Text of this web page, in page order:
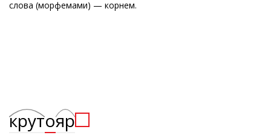
слова (морфемами) — корнем.
крутояр